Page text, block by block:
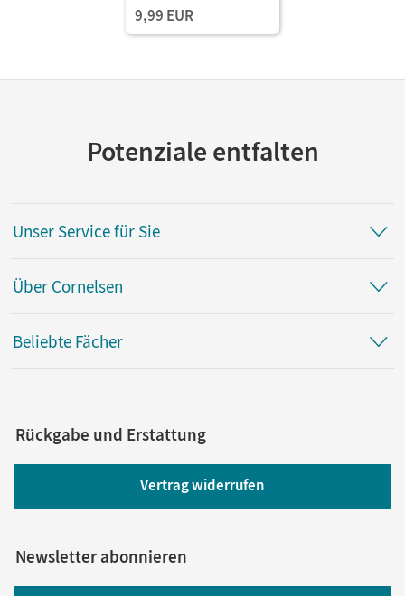
9,99 EUR
Potenziale entfalten
Unser Service für Sie
Über Cornelsen
Beliebte Fächer
Rückgabe und Erstattung
Vertrag widerrufen
Newsletter abonnieren